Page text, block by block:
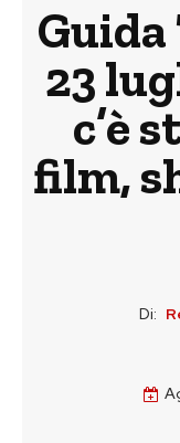
23
c’è
film,
Di: